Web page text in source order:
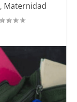
, Maternidad